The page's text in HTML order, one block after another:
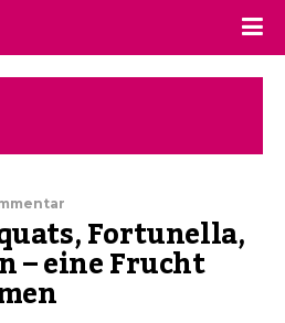
Fortunella,
– eine Frucht